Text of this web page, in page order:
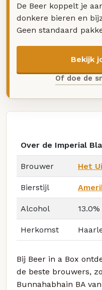
De Beer koppelt je
donkere bieren en
Geen standaard
Bekijk
Of doe de
Over de Imperial
Brouwer Het
Bierstijl
Alcohol 13.0%
Herkomst
Bij Beer in a Box
de beste brouwers,
Bunnahabhain BA van